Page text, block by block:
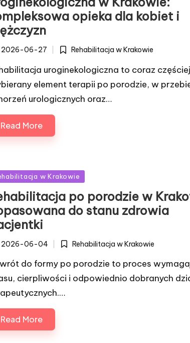
opieka dla kobiet i
2026-06-27
PostedRehabilitacja w Krakowie
uroginekologiczna to coraz częściej
element terapii po porodzie, w
urologicznych oraz…
Read More
w Krakowie
po porodzie w
do stanu zdrowia
2026-06-04
PostedRehabilitacja w Krakowie
do formy po porodzie to proces
cierpliwości i odpowiednio dobranych
Read More